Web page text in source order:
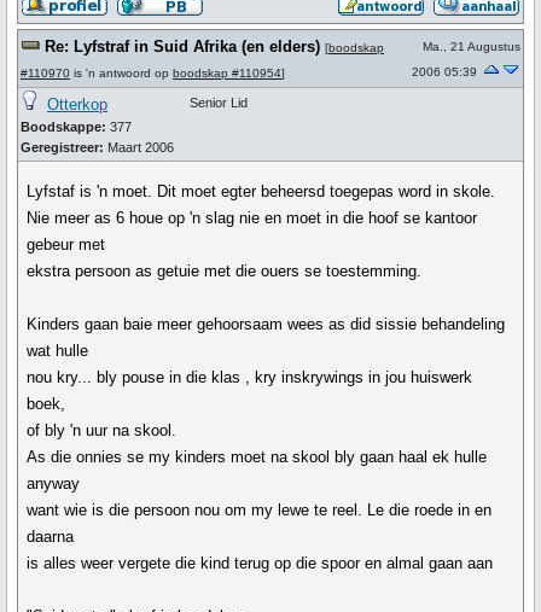
Re: Lyfstraf in Suid Afrika (en elders) [boodskap
#110970 is 'n antwoord op boodskap #110954]
Ma., 21 Augustus
2006 05:39
Otterkop
Boodskappe: 377
Geregistreer: Maart 2006
Senior Lid
Lyfstaf is 'n moet. Dit moet egter beheersd toegepas word in skole.
Nie meer as 6 houe op 'n slag nie en moet in die hoof se kantoor
gebeur met
ekstra persoon as getuie met die ouers se toestemming.
Kinders gaan baie meer gehoorsaam wees as did sissie behandeling
wat hulle
nou kry... bly pouse in die klas , kry inskrywings in jou huiswerk
boek,
of bly 'n uur na skool.
As die onnies se my kinders moet na skool bly gaan haal ek hulle
anyway
want wie is die persoon nou om my lewe te reel. Le die roede in en
daarna
is alles weer vergete die kind terug op die spoor en almal gaan aan